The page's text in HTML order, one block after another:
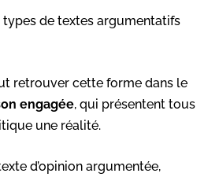
de textes argumentatifs
retrouver cette forme dans le
engagée, qui présentent tous
une réalité.
d’opinion argumentée,